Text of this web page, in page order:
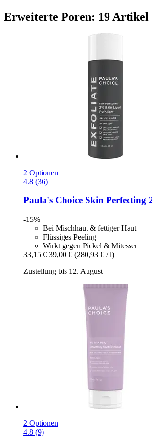
Erweiterte Poren: 19 Artikel
2 Optionen
4.8 (36)
Paula's Choice Skin Perfecting
-15%
Bei Mischhaut & fettiger Haut
Flüssiges Peeling
Wirkt gegen Pickel & Mitesser
33,15 € 39,00 € (280,93 € / l)
Zustellung bis 12. August
2 Optionen
4.8 (9)